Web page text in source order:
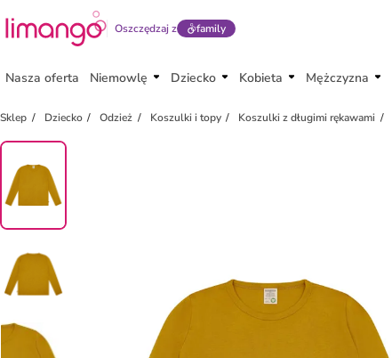
Oszczędzaj z family
Nasza oferta Niemowlę Dziecko Kobieta Mężczyzna
Sklep Dziecko Odzież Koszulki i topy Koszulki z długimi rękawami